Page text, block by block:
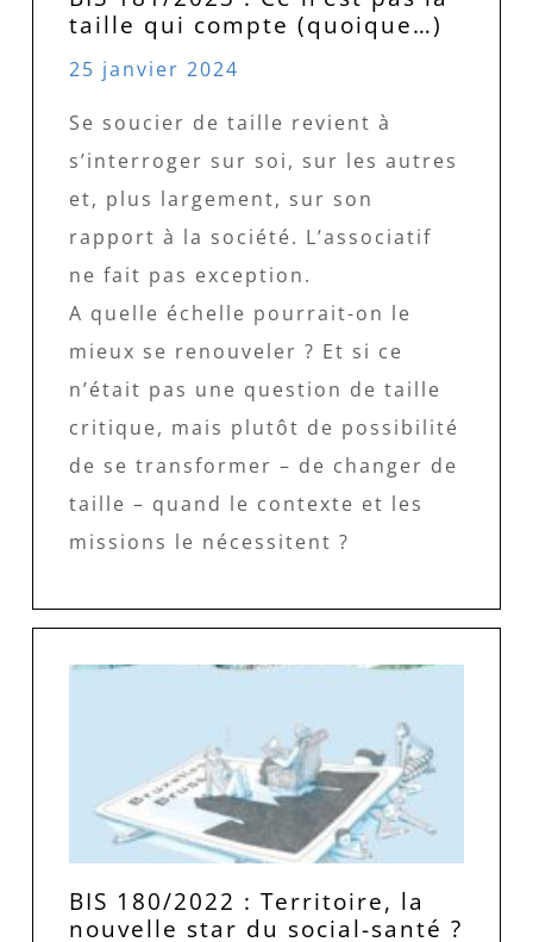
taille qui compte (quoique…)
25 janvier 2024
Se soucier de taille revient à
s’interroger sur soi, sur les autres
et, plus largement, sur son
rapport à la société. L’associatif
ne fait pas exception.
A quelle échelle pourrait-on le
mieux se renouveler ? Et si ce
n’était pas une question de taille
critique, mais plutôt de possibilité
de se transformer – de changer de
taille – quand le contexte et les
missions le nécessitent ?
BIS 180/2022 : Territoire, la
nouvelle star du social-santé ?